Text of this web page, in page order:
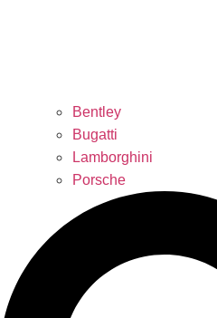
Bentley
Bugatti
Lamborghini
Porsche